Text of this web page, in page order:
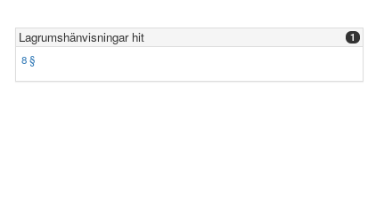
Lagrumshänvisningar hit 1
8 §